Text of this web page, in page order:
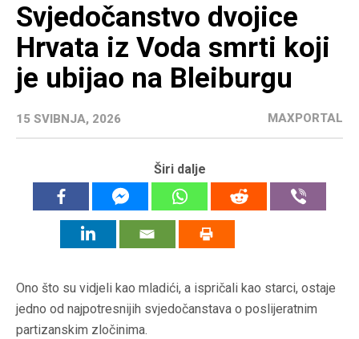
Svjedočanstvo dvojice
Hrvata iz Voda smrti koji
je ubijao na Bleiburgu
15 SVIBNJA, 2026 MAXPORTAL
Širi dalje
Ono što su vidjeli kao mladići, a ispričali kao starci, ostaje
jedno od najpotresnijih svjedočanstava o poslijeratnim
partizanskim zločinima.